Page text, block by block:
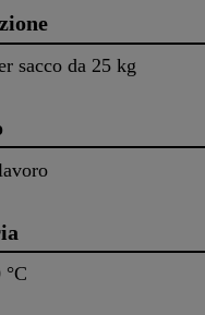
sacco da 25 kg